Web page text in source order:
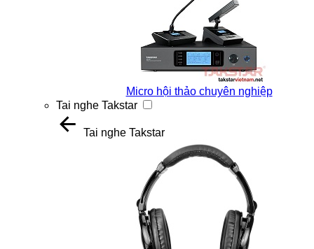
Micro hội thảo chuyên nghiệp
Tai nghe Takstar
Tai nghe Takstar